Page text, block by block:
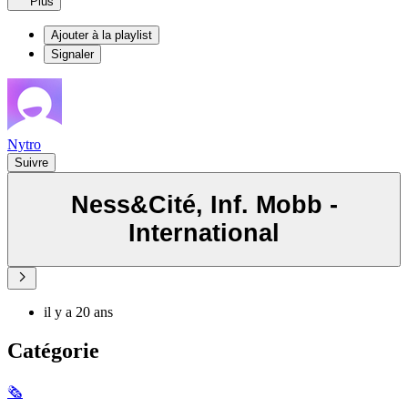
Ajouter à la playlist
Signaler
Nytro
Suivre
Ness&Cité, Inf. Mobb -
International
il y a 20 ans
Catégorie
🗞